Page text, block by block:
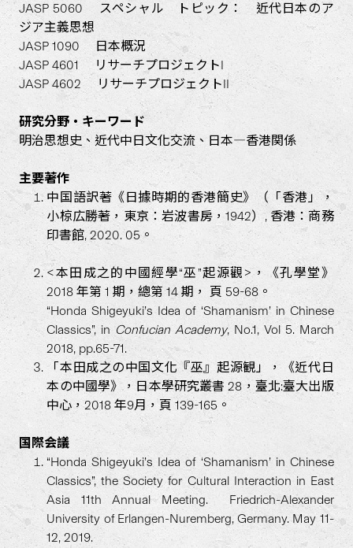
JASP 5060 スペシャル トピック： 近代日本のア
ジア主義思想
JASP 1090 日本概況
JASP 4601 リサーチプロジェクトI
JASP 4602 リサーチプロジェクトII
研究分野・キーワード
明治思想史、近代中日文化交流、日本―香港関係
主要著作
中国語訳著《日據時期的香港簡史》（「香港」，
小椋広勝著，東京：岩波書房，1942）, 香港：商務
印書館, 2020. 05。
<本田成之的中國經學“巫”起源觀>，《孔學堂》
2018 年第 1 期，總第 14 期， 頁 59-68。
“Honda Shigeyuki’s Idea of ‘Shamanism’ in Chinese
Classics”, in Confucian Academy, No.1, Vol 5. March
2018, pp.65-71.
「本田成之の中国文化『巫』起源観」，《近代日
本の中國學》，日本學研究叢書 28，臺北:臺大出版
中心，2018 年9月，頁 139-165。
国際会議
“Honda Shigeyuki’s Idea of ‘Shamanism’ in Chinese
Classics”, the Society for Cultural Interaction in East
Asia 11th Annual Meeting. Friedrich-Alexander
University of Erlangen-Nuremberg, Germany. May 11-
12, 2019.